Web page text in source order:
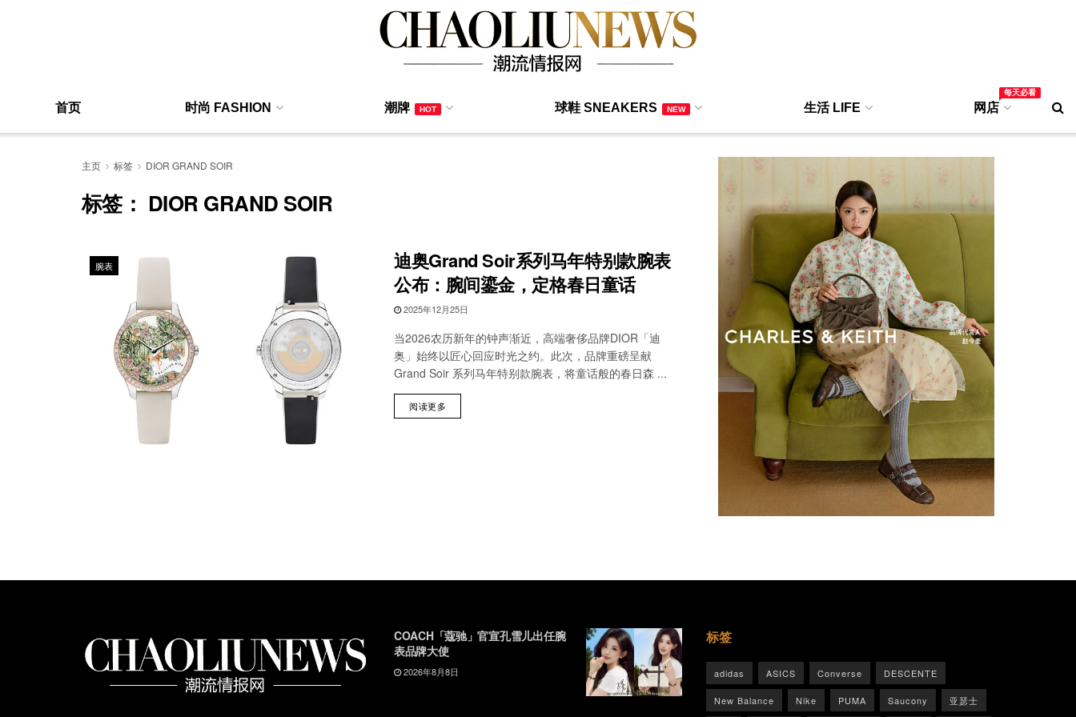
首页 时尚 FASHION 潮牌 HOT 球鞋 SNEAKERS NEW 生活 LIFE 网店
每天必看
主页 标签 DIOR GRAND SOIR
标签： DIOR GRAND SOIR
腕表
迪奥Grand Soir系列马年特别款腕表
公布：腕间鎏金，定格春日童话
2025年12月25日
当2026农历新年的钟声渐近，高端奢侈品牌DIOR「迪
奥」始终以匠心回应时光之约。此次，品牌重磅呈献
Grand Soir 系列马年特别款腕表，将童话般的春日森 ...
阅读更多
COACH「蔻驰」官宣孔雪儿出任腕
表品牌大使
2026年8月8日
标签
adidas ASICS Converse DESCENTE
New Balance Nike PUMA Saucony 亚瑟士